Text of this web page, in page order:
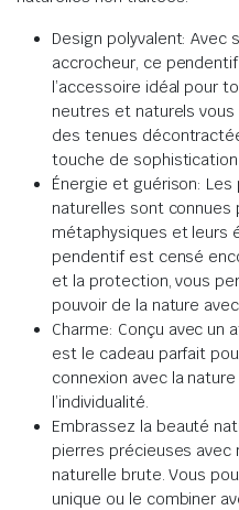
Design polyvalent: Avec
accrocheur, ce
l’accessoire idéal pour
neutres et naturels
des tenues
touche de
Énergie et guérison:
naturelles sont
métaphysiques et leurs
pendentif est censé
et la protection, vous
pouvoir de la nature
Charme: Conçu avec
est le cadeau parfait
connexion avec la
l’individualité.
Embrassez la beauté
pierres précieuses
naturelle brute. Vous
unique ou le combiner